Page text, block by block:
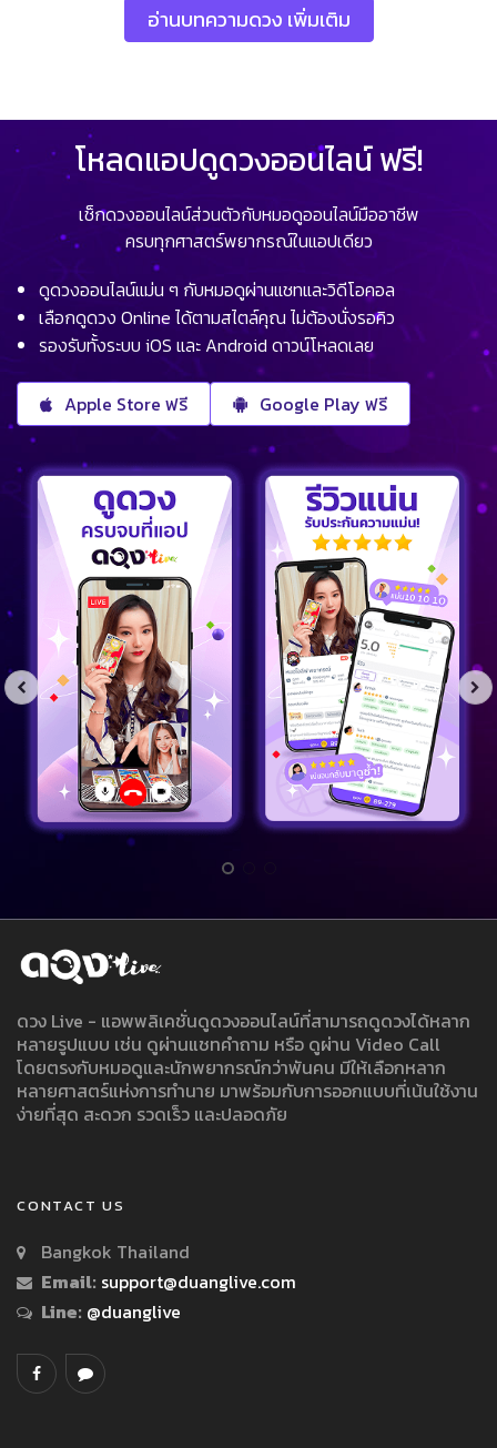
อ่านบทความดวง เพิ่มเติม
โหลดแอปดูดวงออนไลน์ ฟรี!
เช็กดวงออนไลน์ส่วนตัวกับหมอดูออนไลน์มืออาชีพ
ครบทุกศาสตร์พยากรณ์ในแอปเดียว
ดูดวงออนไลน์แม่น ๆ กับหมอดูผ่านแชทและวิดีโอคอล
เลือกดูดวง Online ได้ตามสไตล์คุณ ไม่ต้องนั่งรอคิว
รองรับทั้งระบบ iOS และ Android ดาวน์โหลดเลย
Apple Store ฟรี Google Play ฟรี
ดวง Live - แอพพลิเคชั่นดูดวงออนไลน์ที่สามารถดูดวงได้หลาก
หลายรูปแบบ เช่น ดูผ่านแชทคำถาม หรือ ดูผ่าน Video Call
โดยตรงกับหมอดูและนักพยากรณ์กว่าพันคน มีให้เลือกหลาก
หลายศาสตร์แห่งการทำนาย มาพร้อมกับการออกแบบที่เน้นใช้งาน
ง่ายที่สุด สะดวก รวดเร็ว และปลอดภัย
CONTACT US
Bangkok Thailand
Email: support@duanglive.com
Line: @duanglive